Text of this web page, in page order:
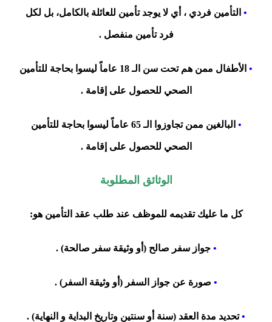
• التأمين فردي ، أي لا يوجد تأمين للعائلة بالكامل، بل لكل
فرد تأمين منفصل .
• الأطفال ممن هم تحت سن الـ 18 عاماً ليسوا بحاجة للتأمين
الصحي للحصول على إقامة .
• البالغين ممن تجاوزوا الـ 65 عاماً ليسوا بحاجة للتأمين
الصحي للحصول على إقامة .
الوثائق المطلوبة
كل ما عليك تقديمه للموظف عند طلب عقد التأمين هو:
• جواز سفر صالح (أو وثيقة سفر صالحة) .
• صورة عن جواز السفر (أو وثيقة السفر) .
•تحديد مدة العقد (سنة أو سنتين وتاريخ البداية و النهاية) .